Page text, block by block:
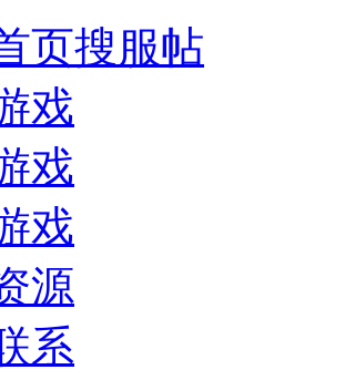
页搜服帖
戏
戏
戏
源
系